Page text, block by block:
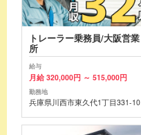
トレーラー乗務員/大阪営業
所
給与
月給 320,000円 ～ 515,000円
勤務地
兵庫県川西市東久代1丁目331-10